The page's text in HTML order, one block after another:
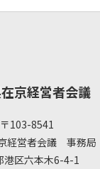
京経営者会議
〒103-8541
経営者会議 事務局
港区六本木6-4-1